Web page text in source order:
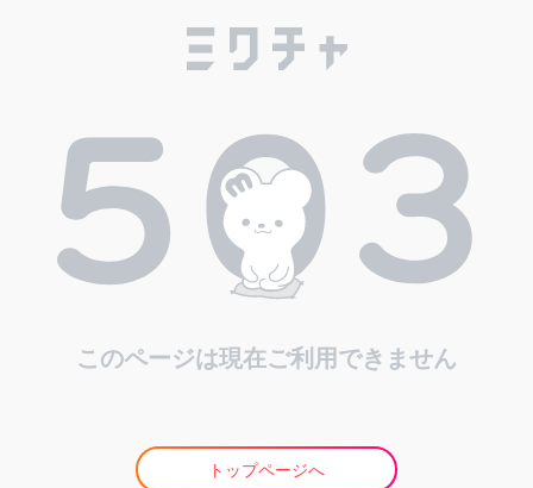
このページは現在ご利用できません